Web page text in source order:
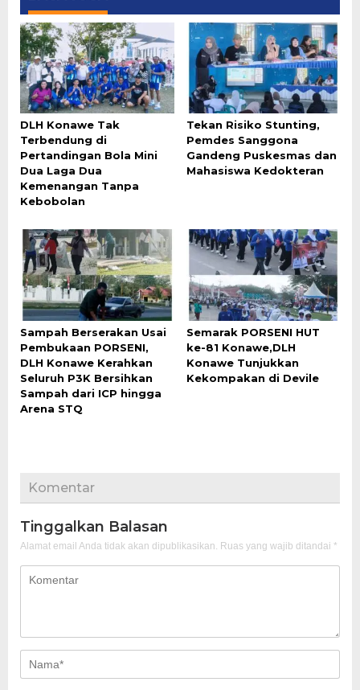
DLH Konawe Tak
Terbendung di
Pertandingan Bola Mini
Dua Laga Dua
Kemenangan Tanpa
Kebobolan
Tekan Risiko Stunting,
Pemdes Sanggona
Gandeng Puskesmas dan
Mahasiswa Kedokteran
Sampah Berserakan Usai
Pembukaan PORSENI,
DLH Konawe Kerahkan
Seluruh P3K Bersihkan
Sampah dari ICP hingga
Arena STQ
Semarak PORSENI HUT
ke-81 Konawe,DLH
Konawe Tunjukkan
Kekompakan di Devile
Komentar
Tinggalkan Balasan
Alamat email Anda tidak akan dipublikasikan. Ruas yang wajib ditandai *